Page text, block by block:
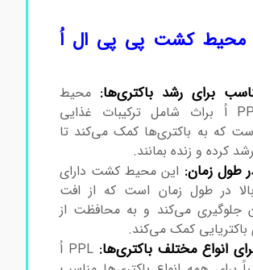
پی پی ال اُ براث
کشت پی پی ال اُ
برای رشد باکتری‌ها:محیط
کشت PPL اُ براث شامل ترکیبات غذایی
که به باکتری‌ها کمک می‌کند تا
کرده و زنده بمانند.
طول زمان:این محیط کشت دارای
در طول زمان است که از افت
می‌کند و به محافظت از
کمک می‌کند.
انواع مختلف باکتری‌ها:
PPL اُ